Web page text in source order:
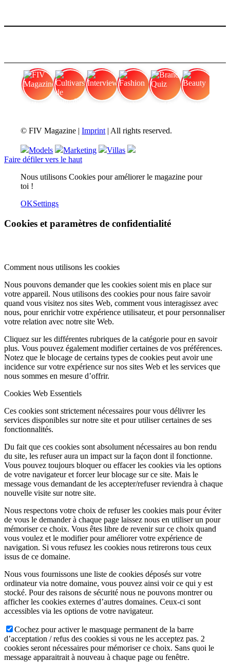
© FIV Magazine |Imprint| All rights reserved.
Models Marketing
Villas
Faire défiler vers le haut
Nous utilisons Cookies pour améliorer le magazine pour
toi !
OKSettings
Cookies et paramètres de confidentialité
Comment nous utilisons les cookies
Nous pouvons demander que les cookies soient mis en place sur
votre appareil. Nous utilisons des cookies pour nous faire savoir
quand vous visitez nos sites Web, comment vous interagissez avec
nous, pour enrichir votre expérience utilisateur, et pour personnaliser
votre relation avec notre site Web.
Cliquez sur les différentes rubriques de la catégorie pour en savoir
plus. Vous pouvez également modifier certaines de vos préférences.
Notez que le blocage de certains types de cookies peut avoir une
incidence sur votre expérience sur nos sites Web et les services que
nous sommes en mesure d’offrir.
Cookies Web Essentiels
Ces cookies sont strictement nécessaires pour vous délivrer les
services disponibles sur notre site et pour utiliser certaines de ses
fonctionnalités.
Du fait que ces cookies sont absolument nécessaires au bon rendu
du site, les refuser aura un impact sur la façon dont il fonctionne.
Vous pouvez toujours bloquer ou effacer les cookies via les options
de votre navigateur et forcer leur blocage sur ce site. Mais le
message vous demandant de les accepter/refuser reviendra à chaque
nouvelle visite sur notre site.
Nous respectons votre choix de refuser les cookies mais pour éviter
de vous le demander à chaque page laissez nous en utiliser un pour
mémoriser ce choix. Vous êtes libre de revenir sur ce choix quand
vous voulez et le modifier pour améliorer votre expérience de
navigation. Si vous refusez les cookies nous retirerons tous ceux
issus de ce domaine.
Nous vous fournissons une liste de cookies déposés sur votre
ordinateur via notre domaine, vous pouvez ainsi voir ce qui y est
stocké. Pour des raisons de sécurité nous ne pouvons montrer ou
afficher les cookies externes d’autres domaines. Ceux-ci sont
accessibles via les options de votre navigateur.
Cochez pour activer le masquage permanent de la barre
d’acceptation / refus des cookies si vous ne les acceptez pas. 2
cookies seront nécessaires pour mémoriser ce choix. Sans quoi le
message apparaitrait à nouveau à chaque page ou fenêtre.